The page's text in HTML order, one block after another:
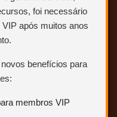
foi necessário
após muitos anos
benefícios para
membros VIP